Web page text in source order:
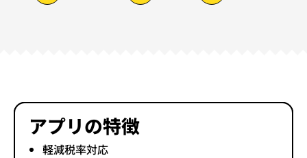
アプリの特徴
軽減税率対応